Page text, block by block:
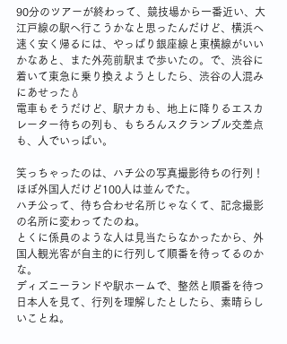
90分のツアーが終わって、競技場から一番近い、大
江戸線の駅へ行こうかなと思ったんだけど、横浜へ
速く安く帰るには、やっぱり銀座線と東横線がいい
かなあと、また外苑前駅まで歩いたの。で、渋谷に
着いて東急に乗り換えようとしたら、渋谷の人混み
にあせった💧
電車もそうだけど、駅ナカも、地上に降りるエスカ
レーター待ちの列も、もちろんスクランブル交差点
も、人でいっぱい。
笑っちゃったのは、ハチ公の写真撮影待ちの行列！
ほぼ外国人だけど100人は並んでた。
ハチ公って、待ち合わせ名所じゃなくて、記念撮影
の名所に変わってたのね。
とくに係員のような人は見当たらなかったから、外
国人観光客が自主的に行列して順番を待ってるのか
な。
ディズニーランドや駅ホームで、整然と順番を待つ
日本人を見て、行列を理解したとしたら、素晴らし
いことね。